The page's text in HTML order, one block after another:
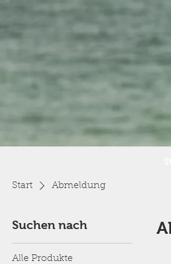
Start Abmeldung
Suchen nach
Alle Produkte